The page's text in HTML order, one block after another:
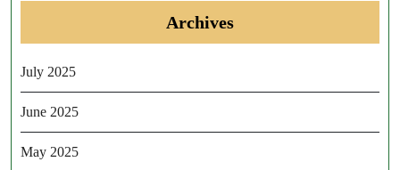
Archives
July 2025
June 2025
May 2025